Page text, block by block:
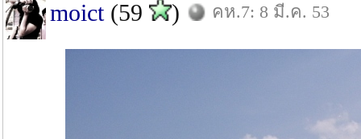
moict(59 ) คห.7: 8 มี.ค. 53